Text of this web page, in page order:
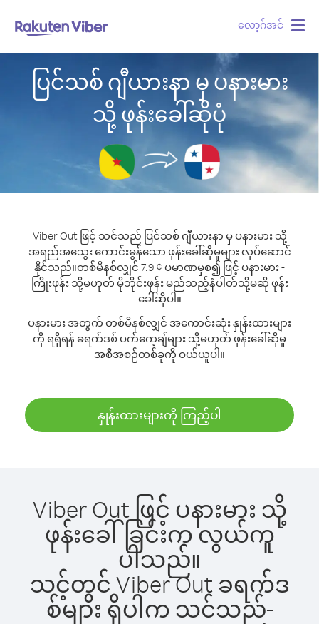
လော့ဂ်အင်
ပြင်သစ် ဂျီယားနာ မှ ပနားမား
သို့ ဖုန်းခေါ်ဆိုပုံ
Viber Out ဖြင့် သင်သည် ပြင်သစ် ဂျီယားနာ မှ ပနားမား သို့
အရည်အသွေး ကောင်းမွန်သော ဖုန်းခေါ်ဆိုမှုများ လုပ်ဆောင်
နိုင်သည်။တစ်မိနစ်လျှင် 7.9 ¢ ပမာဏမှစ၍ ဖြင့် ပနားမား -
ကြိုးဖုန်း သို့မဟုတ် မိုဘိုင်းဖုန်း မည်သည့်နံပါတ်သို့မဆို ဖုန်း
ခေါ်ဆိုပါ။
ပနားမား အတွက် တစ်မိနစ်လျှင် အကောင်းဆုံး နှုန်းထားများ
ကို ရရှိရန် ခရက်ဒစ် ပက်ကေ့ချ်များ သို့မဟုတ် ဖုန်းခေါ်ဆိုမှု
အစီအစဉ်တစ်ခုကို ဝယ်ယူပါ။
နှုန်းထားများကို ကြည့်ပါ
Viber Out ဖြင့် ပနားမား သို့
ဖုန်းခေါ်ခြင်းက လွယ်ကူ
ပါသည်။
သင့်တွင် Viber Out ခရက်ဒ
စ်များ ရှိပါက သင်သည်-